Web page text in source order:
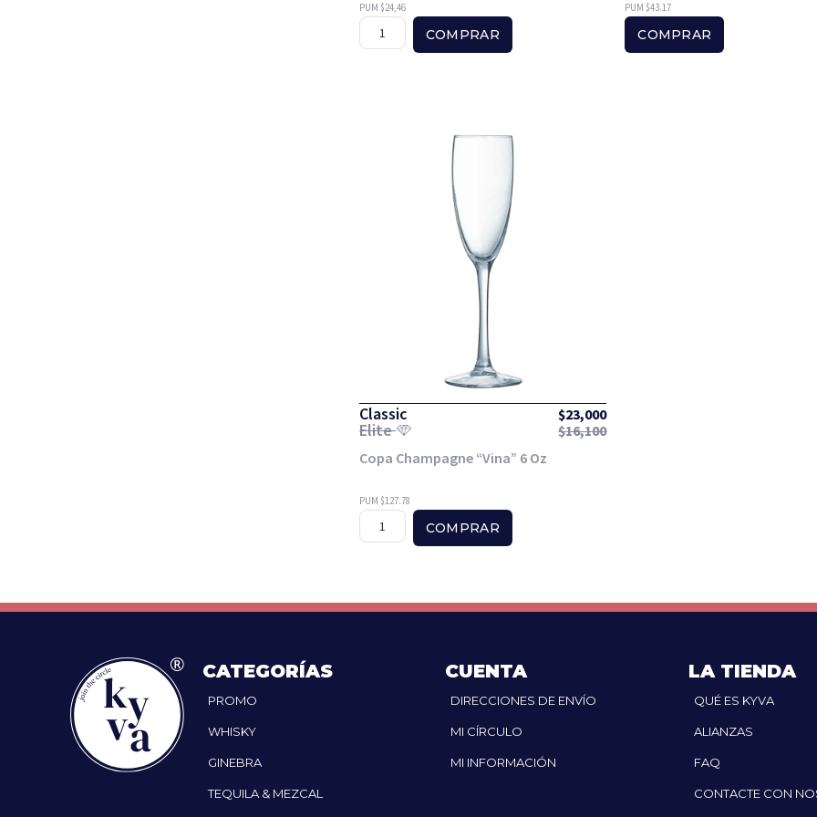
PUM $24,46
COMPRAR
PUM $43.17
COMPRAR
Classic $23,000
Elite $16,100
Copa Champagne “Vina” 6 Oz
PUM $127.78
COMPRAR
CATEGORÍAS
PROMO
WHISKY
GINEBRA
TEQUILA & MEZCAL
CUENTA
DIRECCIONES DE ENVÍO
MI CÍRCULO
MI INFORMACIÓN
LA TIENDA
QUÉ ES KYVA
ALIANZAS
FAQ
CONTACTE CON